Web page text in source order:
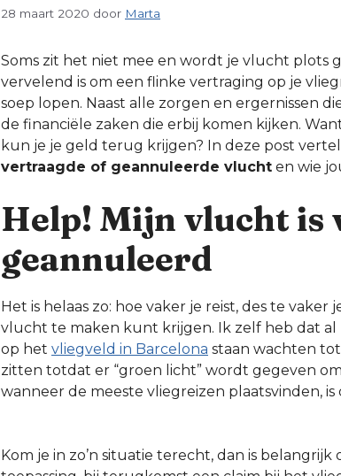
28 maart 2020 door Marta
Soms zit het niet mee en wordt je vlucht plots
vervelend is om een flinke vertraging op je
soep lopen. Naast alle zorgen en ergernissen
de financiële zaken die erbij komen kijken.
kun je je geld terug krijgen? In deze post
vertraagde of geannuleerde vlucht en wie
Help! Mijn vlucht is
geannuleerd
Het is helaas zo: hoe vaker je reist, des te
vlucht te maken kunt krijgen. Ik zelf heb dat
op het vliegveld in Barcelona staan wachten
zitten totdat er “groen licht” wordt gegeven
wanneer de meeste vliegreizen plaatsvinden,
Kom je in zo’n situatie terecht, dan is